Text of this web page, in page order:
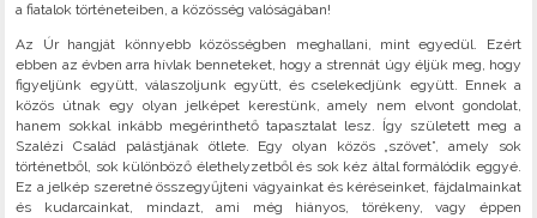
a fiatalok történeteiben, a közösség valóságában!
Az Úr hangját könnyebb közösségben meghallani, mint egyedül. Ezért
ebben az évben arra hívlak benneteket, hogy a strennát úgy éljük meg, hogy
figyeljünk együtt, válaszoljunk együtt, és cselekedjünk együtt. Ennek a
közös útnak egy olyan jelképet kerestünk, amely nem elvont gondolat,
hanem sokkal inkább megérinthető tapasztalat lesz. Így született meg a
Szalézi Család palástjának ötlete. Egy olyan közös „szövet”, amely sok
történetből, sok különböző élethelyzetből és sok kéz által formálódik eggyé.
Ez a jelkép szeretné összegyűjteni vágyainkat és kéréseinket, fájdalmainkat
és kudarcainkat, mindazt, ami még hiányos, törékeny, vagy éppen